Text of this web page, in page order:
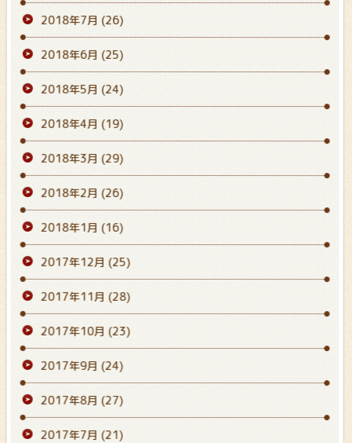
2018年7月 (26)
2018年6月 (25)
2018年5月 (24)
2018年4月 (19)
2018年3月 (29)
2018年2月 (26)
2018年1月 (16)
2017年12月 (25)
2017年11月 (28)
2017年10月 (23)
2017年9月 (24)
2017年8月 (27)
2017年7月 (21)